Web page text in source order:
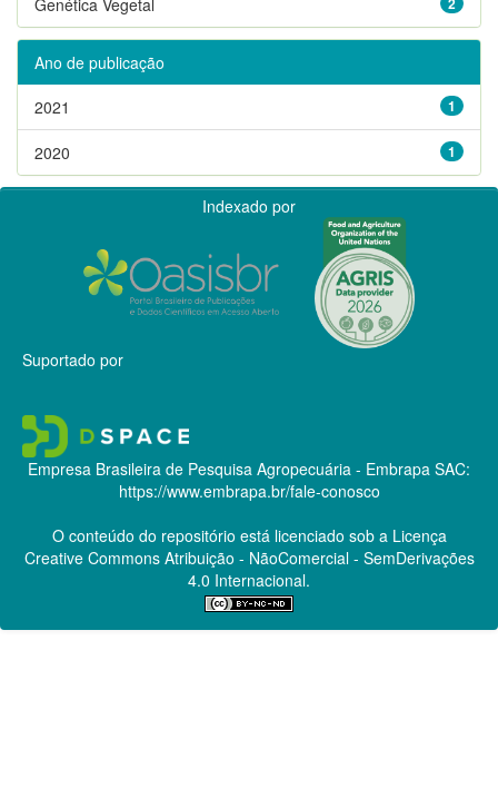
Ano de publicação
1
2021
1
2020
Indexado por
Suportado por
Empresa Brasileira de Pesquisa Agropecuária - Embrapa SAC:
https://www.embrapa.br/fale-conosco
O conteúdo do repositório está licenciado sob a Licença
Creative CommonsAtribuição - NãoComercial - SemDerivações
4.0 Internacional.